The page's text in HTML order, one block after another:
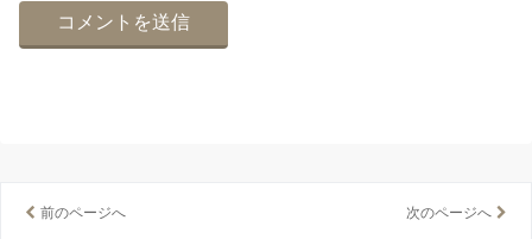
前のページへ 次のページへ